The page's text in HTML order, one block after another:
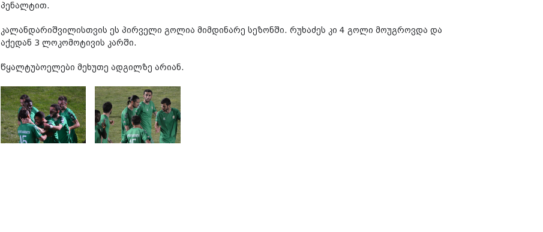
პენალტით.
კალანდარიშვილისთვის ეს პირველი გოლია მიმდინარე სეზონში. რუხაძეს კი 4 გოლი მოუგროვდა და
აქედან 3 ლოკომოტივის კარში.
წყალტუბოელები მეხუთე ადგილზე არიან.